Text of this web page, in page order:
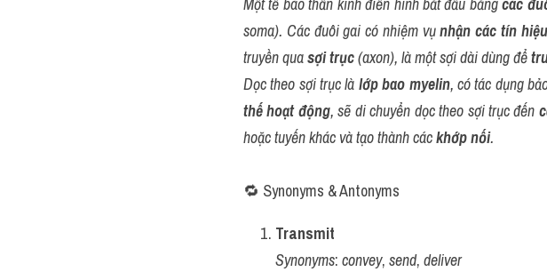
soma). Các đuôi gai có nhiệm vụ nhận các tín
truyền qua sợi trục (axon), là một sợi dài dùng để
Dọc theo sợi trục là lớp bao myelin, có tác dụng
thế hoạt động, sẽ di chuyển dọc theo sợi trục đến
hoặc tuyến khác và tạo thành các khớp nối.
🔁 Synonyms & Antonyms
Transmit
Synonyms: convey, send, deliver